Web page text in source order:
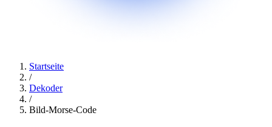
Startseite
/
Dekoder
/
Bild-Morse-Code